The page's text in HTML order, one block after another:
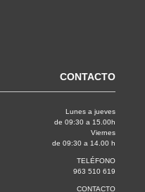
CONTACTO
Lunes a jueves
de 09:30 a 15.00h
Viernes
de 09:30 a 14.00 h
TELÉFONO
963 510 619
CONTACTO